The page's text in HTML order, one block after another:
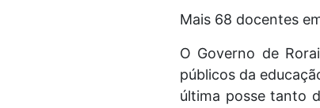
Mais 68 docentes
O Governo de
públicos da
última posse tanto